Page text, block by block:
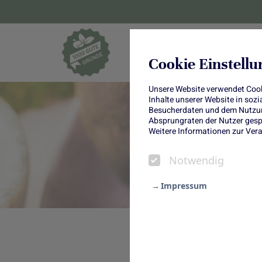
Cookie
Unsere Website verwendet
Inhalte unserer Website in
Besucherdaten und dem
Absprungraten der Nutzer
Weitere Informationen zur
Notwendig
Impressum
Bei Rote Bete